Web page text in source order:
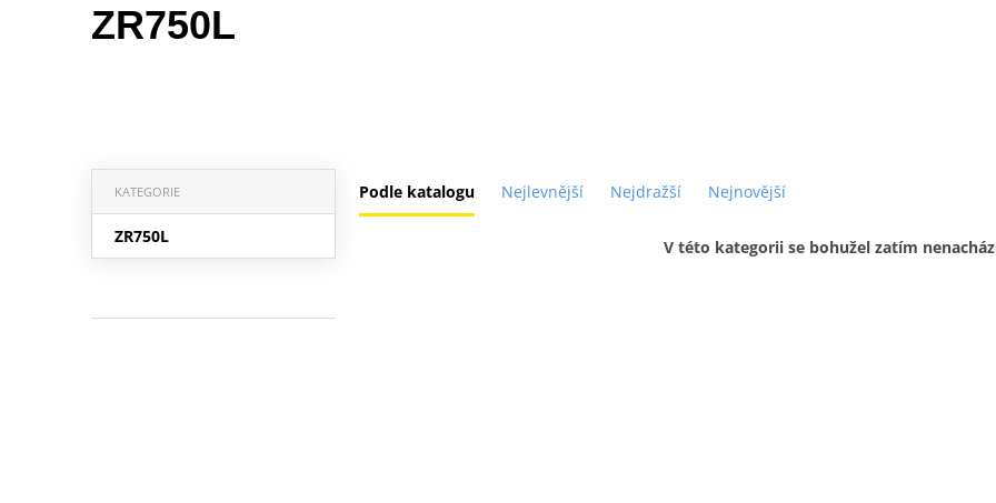
ZR750L
Podle katalogu Nejlevnější Nejdražší Nejnovější
KATEGORIE
ZR750L
V této kategorii se bohužel zatím